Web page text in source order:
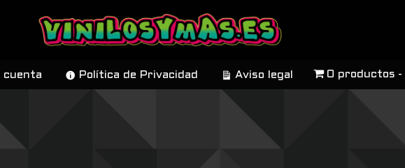
cuenta Política de Privacidad Aviso legal 0 productos